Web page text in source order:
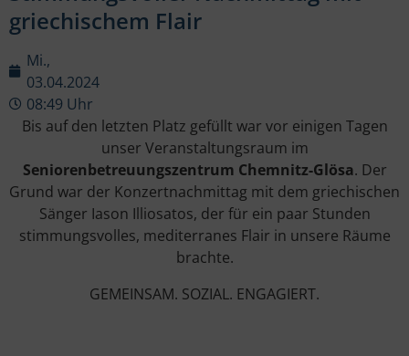
griechischem Flair
Mi.,
03.04.2024
08:49 Uhr
Bis auf den letzten Platz gefüllt war vor einigen Tagen
unser Veranstaltungsraum im
Seniorenbetreuungszentrum Chemnitz-Glösa. Der
Grund war der Konzertnachmittag mit dem griechischen
Sänger Iason Illiosatos, der für ein paar Stunden
stimmungsvolles, mediterranes Flair in unsere Räume
brachte.
GEMEINSAM. SOZIAL. ENGAGIERT.